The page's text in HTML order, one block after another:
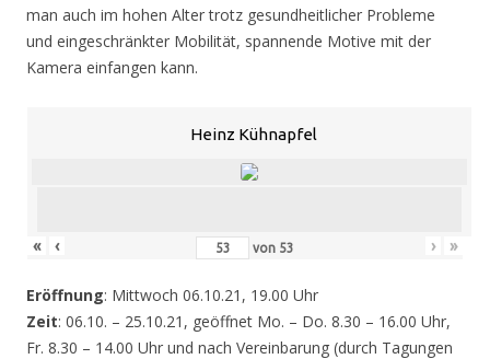
man auch im hohen Alter trotz gesundheitlicher Probleme
und eingeschränkter Mobilität, spannende Motive mit der
Kamera einfangen kann.
Heinz Kühnapfel
« ‹ von 53 › »
Eröffnung: Mittwoch 06.10.21, 19.00 Uhr
Zeit: 06.10. – 25.10.21, geöffnet Mo. – Do. 8.30 – 16.00 Uhr,
Fr. 8.30 – 14.00 Uhr und nach Vereinbarung (durch Tagungen